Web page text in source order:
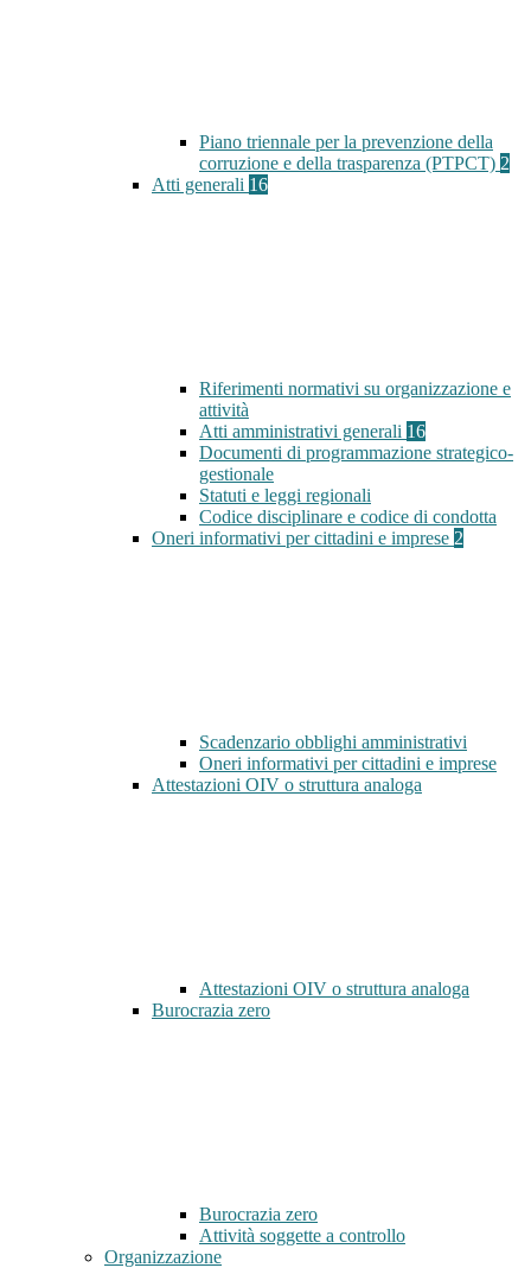
Piano triennale per la prevenzione della
corruzione e della trasparenza (PTPCT) 2
Atti generali 16
Riferimenti normativi su organizzazione e
attività
Atti amministrativi generali 16
Documenti di programmazione strategico-
gestionale
Statuti e leggi regionali
Codice disciplinare e codice di condotta
Oneri informativi per cittadini e imprese 2
Scadenzario obblighi amministrativi
Oneri informativi per cittadini e imprese
Attestazioni OIV o struttura analoga
Attestazioni OIV o struttura analoga
Burocrazia zero
Burocrazia zero
Attività soggette a controllo
Organizzazione